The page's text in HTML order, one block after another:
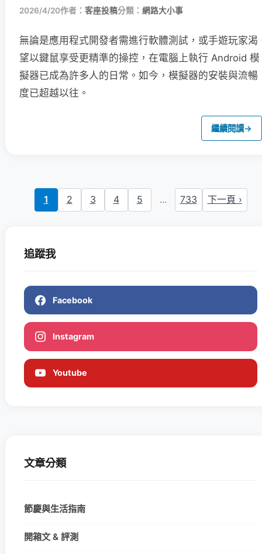
2026/4/20作者： 客座投稿分類： 網路大小事
無論是應用程式開發者需進行軟體測試，或手遊玩家渴
望以鍵鼠享受更精準的操控，在電腦上執行 Android 模
擬器已成為許多人的日常。如今，模擬器的安裝與流暢
度已超越以往。
繼續閱讀→
1 2 3 4 5 ... 733 下一頁 ›
追蹤我
Facebook
Instagram
Youtube
文章分類
節慶與生活指南
開箱文 & 評測